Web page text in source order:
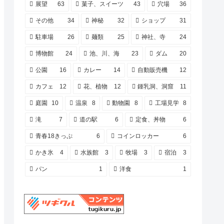
展望 63 菓子、スイーツ 43 穴場 36
その他 34 神秘 32 ショップ 31
駐車場 26 麺類 25 神社、寺 24
博物館 24 池、川、海 23 ダム 20
公園 16 カレー 14 自動販売機 12
カフェ 12 花、植物 12 鍾乳洞、洞窟 11
庭園 10 温泉 8 動物園 8 工場見学 8
滝 7 道の駅 6 定食、丼物 6
青春18きっぷ 6 コインロッカー 6
かき氷 4 水族館 3 牧場 3 宿泊 3
パン 1 洋食 1